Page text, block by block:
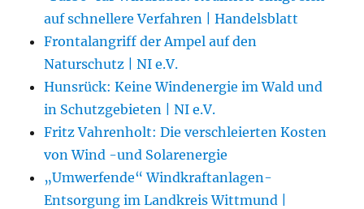
auf schnellere Verfahren | Handelsblatt
Frontalangriff der Ampel auf den
Naturschutz | NI e.V.
Hunsrück: Keine Windenergie im Wald und
in Schutzgebieten | NI e.V.
Fritz Vahrenholt: Die verschleierten Kosten
von Wind -und Solarenergie
„Umwerfende“ Windkraftanlagen-
Entsorgung im Landkreis Wittmund |